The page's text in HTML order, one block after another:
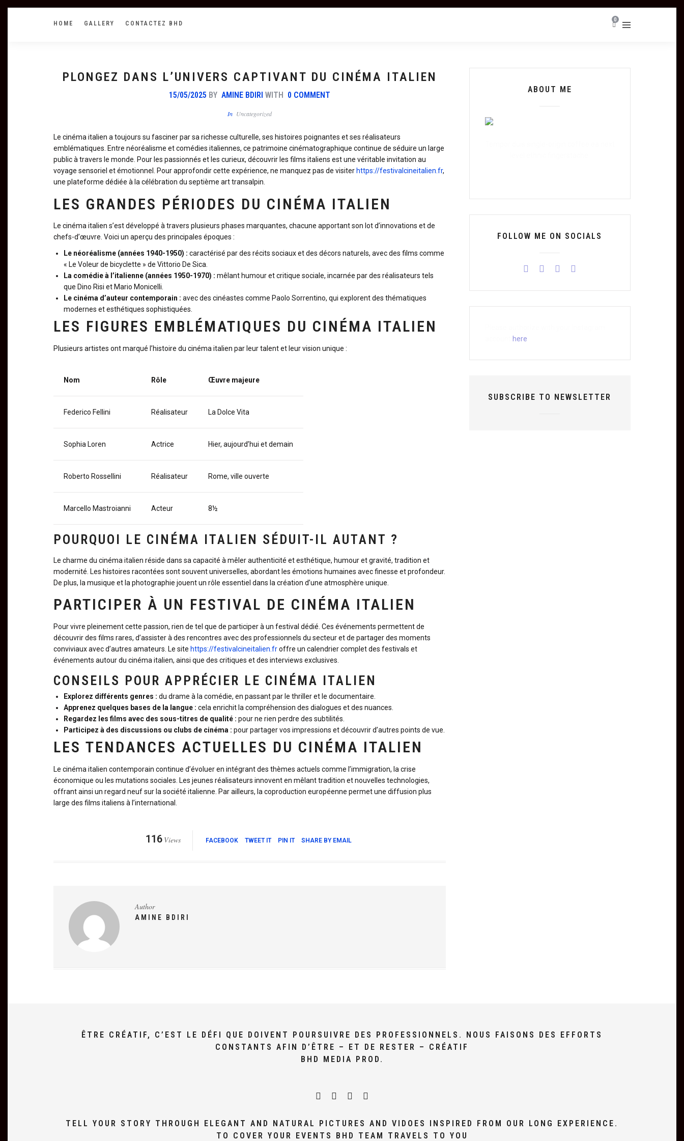
HOME GALLERY CONTACTEZ BHD
0
PLONGEZ DANS L’UNIVERS CAPTIVANT DU CINÉMA ITALIEN
15/05/2025 BYAMINE BDIRI WITH 0 COMMENT
In Uncategorized
Le cinéma italien a toujours su fasciner par sa richesse culturelle, ses histoires poignantes et ses réalisateurs
emblématiques. Entre néoréalisme et comédies italiennes, ce patrimoine cinématographique continue de séduire un large
public à travers le monde. Pour les passionnés et les curieux, découvrir les films italiens est une véritable invitation au
voyage sensoriel et émotionnel. Pour approfondir cette expérience, ne manquez pas de visiter https://festivalcineitalien.fr,
une plateforme dédiée à la célébration du septième art transalpin.
LES GRANDES PÉRIODES DU CINÉMA ITALIEN
Le cinéma italien s’est développé à travers plusieurs phases marquantes, chacune apportant son lot d’innovations et de
chefs-d’œuvre. Voici un aperçu des principales époques :
Le néoréalisme (années 1940-1950) : caractérisé par des récits sociaux et des décors naturels, avec des films comme
« Le Voleur de bicyclette » de Vittorio De Sica.
La comédie à l’italienne (années 1950-1970) : mêlant humour et critique sociale, incarnée par des réalisateurs tels
que Dino Risi et Mario Monicelli.
Le cinéma d’auteur contemporain : avec des cinéastes comme Paolo Sorrentino, qui explorent des thématiques
modernes et esthétiques sophistiquées.
LES FIGURES EMBLÉMATIQUES DU CINÉMA ITALIEN
Plusieurs artistes ont marqué l’histoire du cinéma italien par leur talent et leur vision unique :
Nom Rôle Œuvre majeure
Federico Fellini Réalisateur La Dolce Vita
Sophia Loren Actrice Hier, aujourd’hui et demain
Roberto Rossellini Réalisateur Rome, ville ouverte
Marcello Mastroianni Acteur 8½
POURQUOI LE CINÉMA ITALIEN SÉDUIT-IL AUTANT ?
Le charme du cinéma italien réside dans sa capacité à mêler authenticité et esthétique, humour et gravité, tradition et
modernité. Les histoires racontées sont souvent universelles, abordant les émotions humaines avec finesse et profondeur.
De plus, la musique et la photographie jouent un rôle essentiel dans la création d’une atmosphère unique.
PARTICIPER À UN FESTIVAL DE CINÉMA ITALIEN
Pour vivre pleinement cette passion, rien de tel que de participer à un festival dédié. Ces événements permettent de
découvrir des films rares, d’assister à des rencontres avec des professionnels du secteur et de partager des moments
conviviaux avec d’autres amateurs. Le site https://festivalcineitalien.froffre un calendrier complet des festivals et
événements autour du cinéma italien, ainsi que des critiques et des interviews exclusives.
CONSEILS POUR APPRÉCIER LE CINÉMA ITALIEN
Explorez différents genres : du drame à la comédie, en passant par le thriller et le documentaire.
Apprenez quelques bases de la langue : cela enrichit la compréhension des dialogues et des nuances.
Regardez les films avec des sous-titres de qualité : pour ne rien perdre des subtilités.
Participez à des discussions ou clubs de cinéma : pour partager vos impressions et découvrir d’autres points de vue.
LES TENDANCES ACTUELLES DU CINÉMA ITALIEN
Le cinéma italien contemporain continue d’évoluer en intégrant des thèmes actuels comme l’immigration, la crise
économique ou les mutations sociales. Les jeunes réalisateurs innovent en mêlant tradition et nouvelles technologies,
offrant ainsi un regard neuf sur la société italienne. Par ailleurs, la coproduction européenne permet une diffusion plus
large des films italiens à l’international.
116 Views FACEBOOK TWEET IT PIN IT SHARE BY EMAIL
Author
AMINE BDIRI
ABOUT ME
FOLLOW ME ON SOCIALS
here
SUBSCRIBE TO NEWSLETTER
ÊTRE CRÉATIF, C’EST LE DÉFI QUE DOIVENT POURSUIVRE DES PROFESSIONNELS. NOUS FAISONS DES EFFORTS
CONSTANTS AFIN D’ÊTRE – ET DE RESTER – CRÉATIF
BHD MEDIA PROD.
TELL YOUR STORY THROUGH ELEGANT AND NATURAL PICTURES AND VIDOES INSPIRED FROM OUR LONG EXPERIENCE.
TO COVER YOUR EVENTS BHD TEAM TRAVELS TO YOU